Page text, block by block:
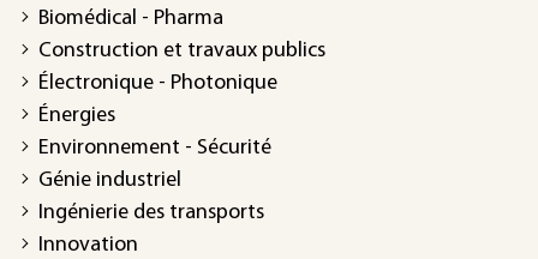
Biomédical - Pharma
Construction et travaux publics
Électronique - Photonique
Énergies
Environnement - Sécurité
Génie industriel
Ingénierie des transports
Innovation